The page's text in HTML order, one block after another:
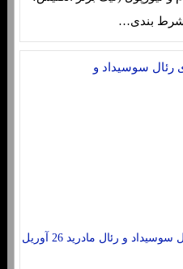
پیش بینی و شرط بندی بازی رئال سوسیداد و رئال مادرید 26 آوریل